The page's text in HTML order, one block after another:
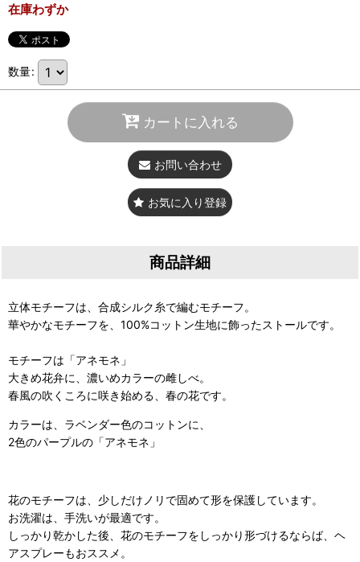
在庫わずか
数量:
カートに入れる
お問い合わせ
お気に入り登録
商品詳細
立体モチーフは、合成シルク糸で編むモチーフ。
華やかなモチーフを、100%コットン生地に飾ったストールです。
モチーフは「アネモネ」
大きめ花弁に、濃いめカラーの雌しべ。
春風の吹くころに咲き始める、春の花です。
カラーは、ラベンダー色のコットンに、
2色のパープルの「アネモネ」
花のモチーフは、少しだけノリで固めて形を保護しています。
お洗濯は、手洗いが最適です。
しっかり乾かした後、花のモチーフをしっかり形づけるならば、ヘ
アスプレーもおススメ。